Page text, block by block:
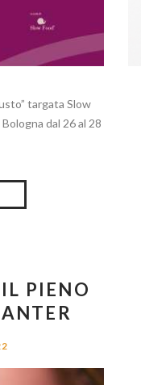
targata Slow
dal 26 al 28
PIENO